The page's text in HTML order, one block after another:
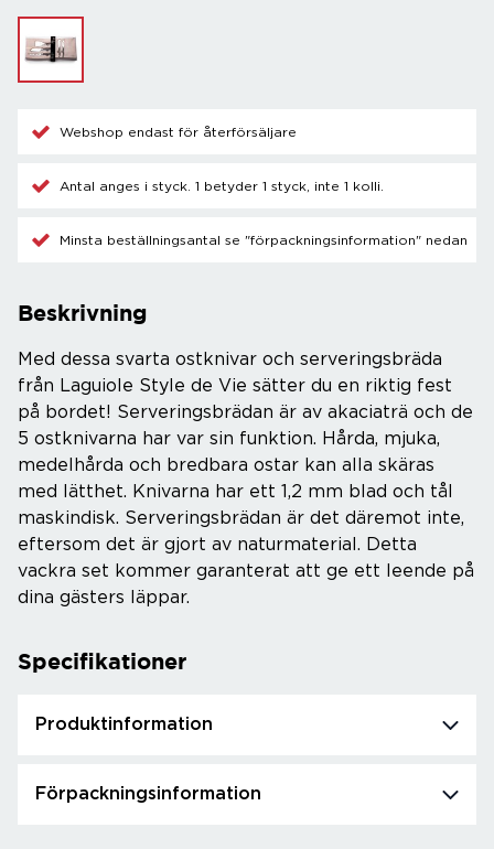
Webshop endast för återförsäljare
Antal anges i styck. 1 betyder 1 styck, inte 1 kolli.
Minsta beställningsantal se "förpackningsinformation" nedan
Beskrivning
Med dessa svarta ostknivar och serveringsbräda
från Laguiole Style de Vie sätter du en riktig fest
på bordet! Serveringsbrädan är av akaciaträ och de
5 ostknivarna har var sin funktion. Hårda, mjuka,
medelhårda och bredbara ostar kan alla skäras
med lätthet. Knivarna har ett 1,2 mm blad och tål
maskindisk. Serveringsbrädan är det däremot inte,
eftersom det är gjort av naturmaterial. Detta
vackra set kommer garanterat att ge ett leende på
dina gästers läppar.
Specifikationer
Produktinformation
Förpackningsinformation